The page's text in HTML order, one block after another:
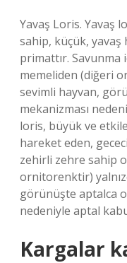
Yavaş Loris. Yavaş
sahip, küçük,
primattır.
memeliden (diğeri
sevimli hayvan,
mekanizması
loris, büyük ve
hareket eden,
zehirli zehre sahip
ornitorenktir)
görünüşte aptalca
nedeniyle aptal
Kargalar